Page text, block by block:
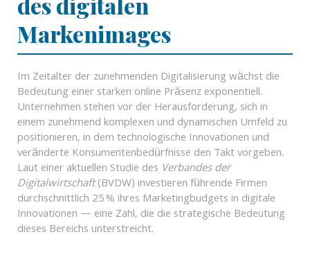
Markenimages
Im Zeitalter der zunehmenden Digitalisierung wächst die
Bedeutung einer starken online Präsenz exponentiell.
Unternehmen stehen vor der Herausforderung, sich in
einem zunehmend komplexen und dynamischen Umfeld zu
positionieren, in dem technologische Innovationen und
veränderte Konsumentenbedürfnisse den Takt vorgeben.
Laut einer aktuellen Studie des Verbandes der
Digitalwirtschaft(BVDW) investieren führende Firmen
durchschnittlich 25 % ihres Marketingbudgets in digitale
Innovationen — eine Zahl, die die strategische Bedeutung
dieses Bereichs unterstreicht.